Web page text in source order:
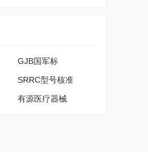
GJB国军标
SRRC型号核准
有源医疗器械